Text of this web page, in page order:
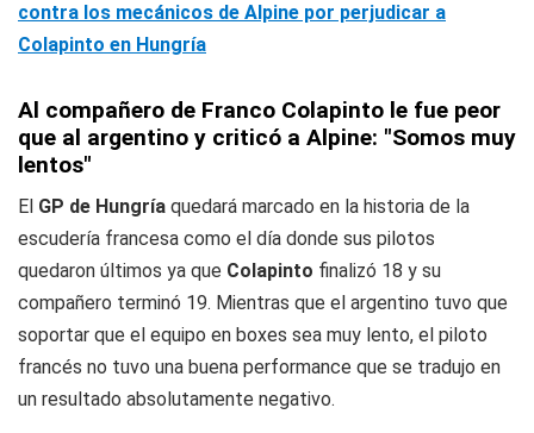
contra los mecánicos de Alpine por perjudicar a
Colapinto en Hungría
Al compañero de Franco Colapinto le fue peor
que al argentino y criticó a Alpine: "Somos muy
lentos"
El GP de Hungría quedará marcado en la historia de la
escudería francesa como el día donde sus pilotos
quedaron últimos ya que Colapinto finalizó 18 y su
compañero terminó 19. Mientras que el argentino tuvo que
soportar que el equipo en boxes sea muy lento, el piloto
francés no tuvo una buena performance que se tradujo en
un resultado absolutamente negativo.